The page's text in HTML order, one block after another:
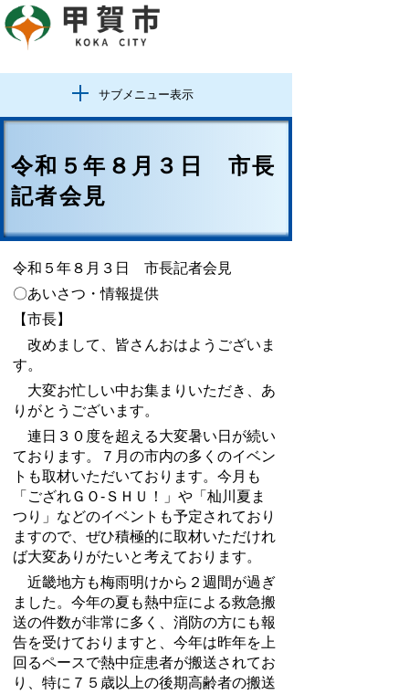
サブメニュー表示
令和５年８月３日 市長
記者会見
令和５年８月３日 市長記者会見
〇あいさつ・情報提供
【市長】
改めまして、皆さんおはようございま
す。
大変お忙しい中お集まりいただき、あ
りがとうございます。
連日３０度を超える大変暑い日が続い
ております。７月の市内の多くのイベン
トも取材いただいております。今月も
「ござれＧＯ-ＳＨＵ！」や「杣川夏ま
つり」などのイベントも予定されており
ますので、ぜひ積極的に取材いただけれ
ば大変ありがたいと考えております。
近畿地方も梅雨明けから２週間が過ぎ
ました。今年の夏も熱中症による救急搬
送の件数が非常に多く、消防の方にも報
告を受けておりますと、今年は昨年を上
回るペースで熱中症患者が搬送されてお
り、特に７５歳以上の後期高齢者の搬送